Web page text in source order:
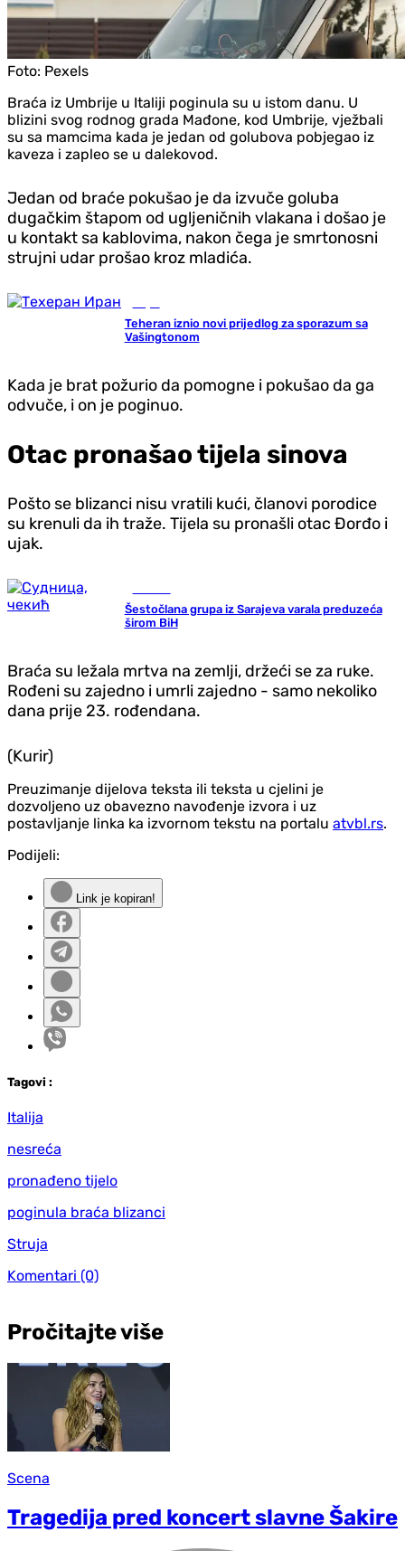
Foto: Pexels
Braća iz Umbrije u Italiji poginula su u istom danu. U
blizini svog rodnog grada Mađone, kod Umbrije, vježbali
su sa mamcima kada je jedan od golubova pobjegao iz
kaveza i zapleo se u dalekovod.
Jedan od braće pokušao je da izvuče goluba
dugačkim štapom od ugljeničnih vlakana i došao je
u kontakt sa kablovima, nakon čega je smrtonosni
strujni udar prošao kroz mladića.
Teheran iznio novi prijedlog za sporazum sa
Vašingtonom
Kada je brat požurio da pomogne i pokušao da ga
odvuče, i on je poginuo.
Otac pronašao tijela sinova
Pošto se blizanci nisu vratili kući, članovi porodice
su krenuli da ih traže. Tijela su pronašli otac Đorđo i
ujak.
Šestočlana grupa iz Sarajeva varala preduzeća
širom BiH
Braća su ležala mrtva na zemlji, držeći se za ruke.
Rođeni su zajedno i umrli zajedno - samo nekoliko
dana prije 23. rođendana.
(Kurir)
Preuzimanje dijelova teksta ili teksta u cjelini je
dozvoljeno uz obavezno navođenje izvora i uz
postavljanje linka ka izvornom tekstu na portalu atvbl.rs.
Podijeli:
Link je kopiran!
Tagovi :
Italija
nesreća
pronađeno tijelo
poginula braća blizanci
Struja
Komentari (0)
Pročitajte više
Scena
Tragedija pred koncert slavne Šakire